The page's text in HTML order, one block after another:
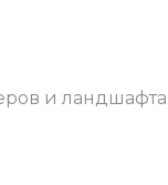
и ландшафта